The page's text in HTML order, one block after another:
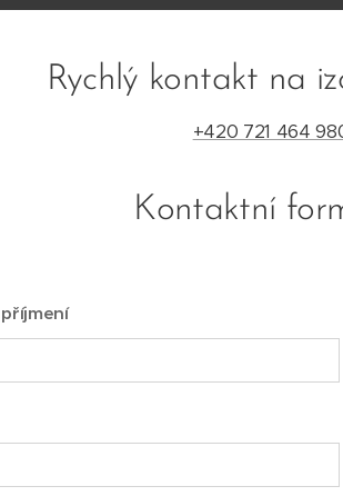
Rychlý kontakt na
+420 721 464
Kontaktní